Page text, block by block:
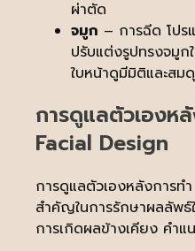
ผ่าตัด
จมูก – การฉีด โปร
ปรับแต่งรูปทรงจมูก
ใบหน้าดูมีมิติและส
การดูแลตัวเองห
Facial Design
การดูแลตัวเองหลังการท
สำคัญในการรักษาผลลัพธ์
การเกิดผลข้างเคียง คำแ